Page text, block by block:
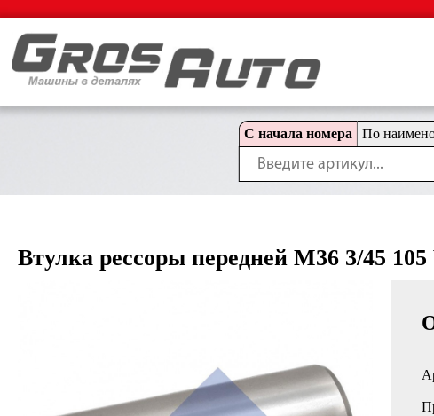
С начала номера По
Втулка рессоры передней M36 3/45 105